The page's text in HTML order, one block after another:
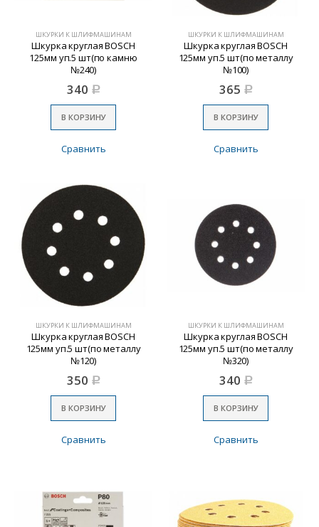
ШКУРКИ К ШЛИФМАШИНАМ
Шкурка круглая BOSCH
125мм уп.5 шт(по камню
№240)
340 Р
В КОРЗИНУ
Сравнить
ШКУРКИ К ШЛИФМАШИНАМ
Шкурка круглая BOSCH
125мм уп.5 шт(по металлу
№100)
365 Р
В КОРЗИНУ
Сравнить
ШКУРКИ К ШЛИФМАШИНАМ
Шкурка круглая BOSCH
125мм уп.5 шт(по металлу
№120)
350 Р
В КОРЗИНУ
Сравнить
ШКУРКИ К ШЛИФМАШИНАМ
Шкурка круглая BOSCH
125мм уп.5 шт(по металлу
№320)
340 Р
В КОРЗИНУ
Сравнить